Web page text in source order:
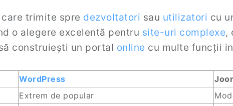
trimite spre dezvoltatori sau utilizatori cu
o alegere excelentă pentru site-uri complexe,
construiești un portal online cu multe funcții
WordPress
Extrem de popular